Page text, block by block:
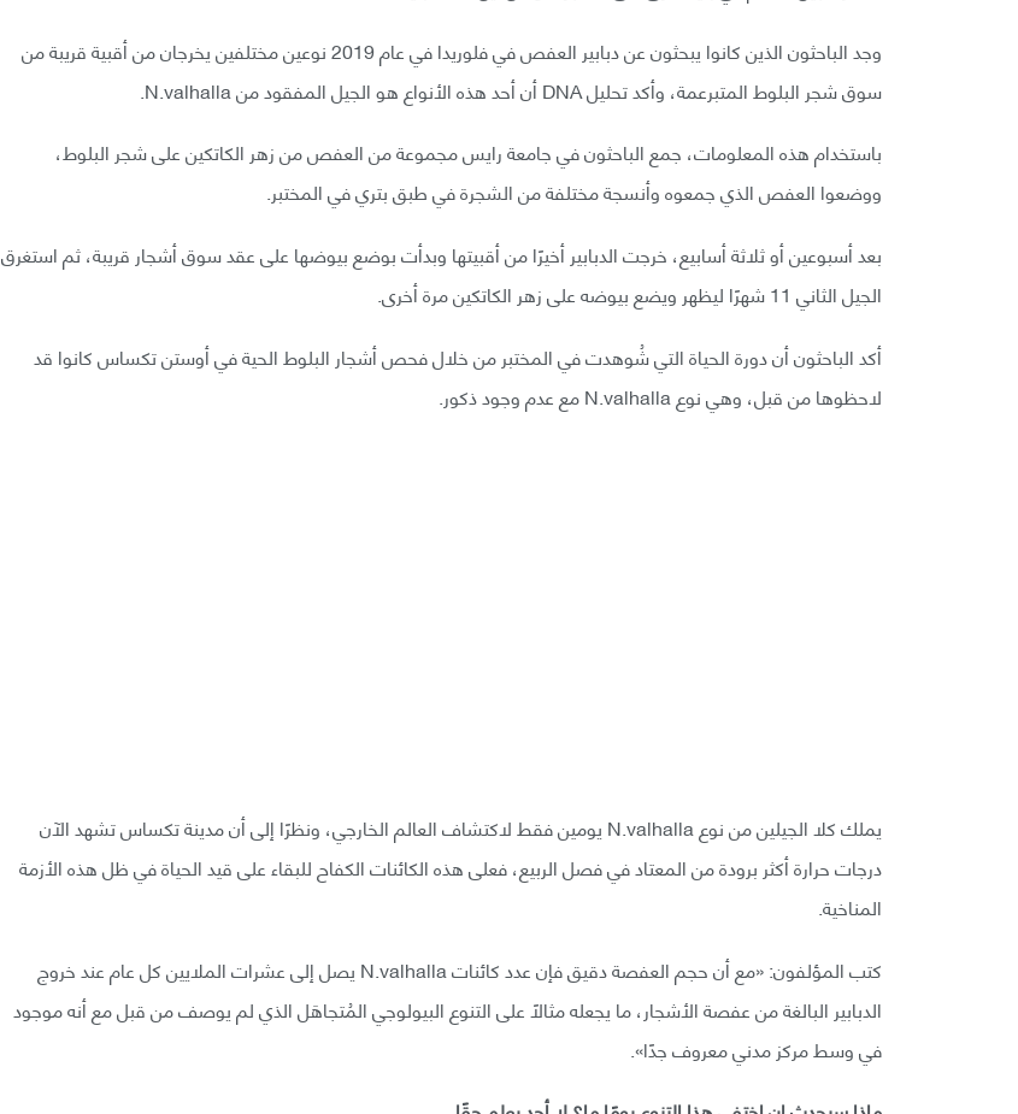
وجد الباحثون الذين كانوا يبحثون عن دبابير العفص في فلوريدا في عام 2019 نوعين مختلفين يخرجان من أقبية قريبة من
سوق شجر البلوط المتبرعمة، وأكد تحليل DNA أن أحد هذه الأنواع هو الجيل المفقود من N.valhalla.
باستخدام هذه المعلومات، جمع الباحثون في جامعة رايس مجموعة من العفص من زهر الكاتكين على شجر البلوط،
ووضعوا العفص الذي جمعوه وأنسجة مختلفة من الشجرة في طبق بتري في المختبر.
بعد أسبوعين أو ثلاثة أسابيع، خرجت الدبابير أخيرًا من أقبيتها وبدأت بوضع بيوضها على عقد سوق أشجار قريبة، ثم استغرق
الجيل الثاني 11 شهرًا ليظهر ويضع بيوضه على زهر الكاتكين مرة أخرى.
أكد الباحثون أن دورة الحياة التي شُوهدت في المختبر من خلال فحص أشجار البلوط الحية في أوستن تكساس كانوا قد
لاحظوها من قبل، وهي نوع N.valhalla مع عدم وجود ذكور.
يملك كلا الجيلين من نوع N.valhalla يومين فقط لاكتشاف العالم الخارجي، ونظرًا إلى أن مدينة تكساس تشهد الآن
درجات حرارة أكثر برودة من المعتاد في فصل الربيع، فعلى هذه الكائنات الكفاح للبقاء على قيد الحياة في ظل هذه الأزمة
المناخية.
كتب المؤلفون: «مع أن حجم العفصة دقيق فإن عدد كائنات N.valhalla يصل إلى عشرات الملايين كل عام عند خروج
الدبابير البالغة من عفصة الأشجار، ما يجعله مثالًا على التنوع البيولوجي المُتجاهَل الذي لم يوصف من قبل مع أنه موجود
في وسط مركز مدني معروف جدًا».